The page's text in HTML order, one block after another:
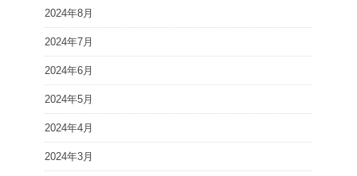
2024年8月
2024年7月
2024年6月
2024年5月
2024年4月
2024年3月